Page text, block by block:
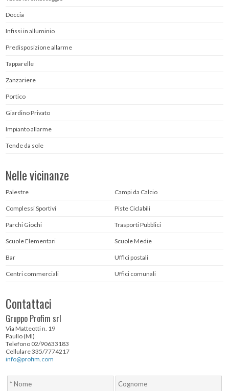
Doccia
Infissi in alluminio
Predisposizione allarme
Tapparelle
Zanzariere
Portico
Giardino Privato
Impianto allarme
Tende da sole
Nelle vicinanze
Palestre Campi da Calcio
Complessi Sportivi Piste Ciclabili
Parchi Giochi Trasporti Pubblici
Scuole Elementari Scuole Medie
Bar Uffici postali
Centri commerciali Uffici comunali
Contattaci
Gruppo Profim srl
Via Matteotti n. 19
Paullo (MI)
Telefono 02/90633183
Cellulare 335/7774217
info@profim.com